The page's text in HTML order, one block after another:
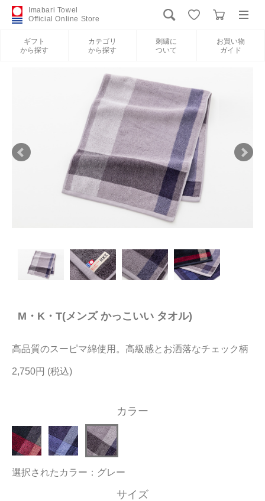
Imabari Towel
Official Online Store
ギフト
から探す
カテゴリ
から探す
刺繍に
ついて
お買い物
ガイド
新規会員登録
カテゴリから探す
刺繍について
当サイトについて
大量購入・法人向けの購入の方は
お問い合わせ
M・K・T(メンズ かっこいい タオル)
高品質のスーピマ綿使用。高級感とお洒落なチェック柄
2,750円
カラー
選択されたカラー：グレー
サイズ